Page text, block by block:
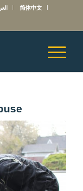
简体中文